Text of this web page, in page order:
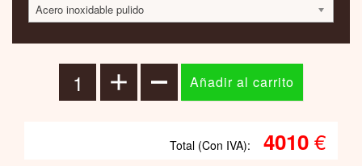
Acero inoxidable pulido
Total (Con IVA): 4010€